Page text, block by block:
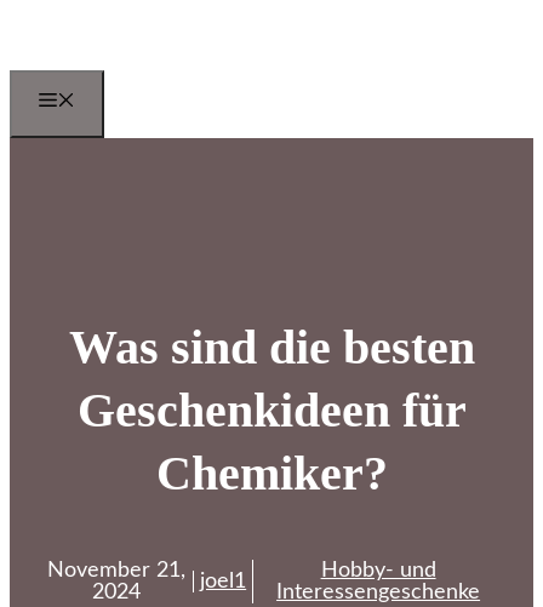
springen
Was sind die besten
Geschenkideen für
Chemiker?
November 21,
2024
joel1
Hobby- und
Interessengeschenke